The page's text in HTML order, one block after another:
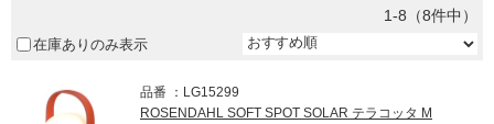
1-8（8件中）
在庫ありのみ表示
品番
LG15299
ROSENDAHL SOFT SPOT SOLAR テラコッタ M